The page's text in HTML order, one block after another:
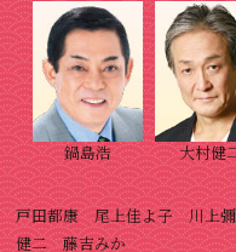
鍋島浩 大村健
戸田都康 尾上佳よ子 川上
健二 藤吉みか